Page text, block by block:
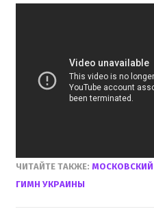
ЧИТАЙТЕ ТАКЖЕ:
ГИМН УКРАИНЫ